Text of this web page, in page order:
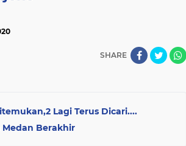
SHARE
Lagi Terus Dicari....
Berakhir